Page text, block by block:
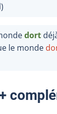
dort
le monde